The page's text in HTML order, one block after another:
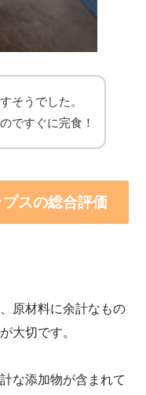
そうでした。
ですぐに完食！
スの総合評価
原材料に余計なもの
大切です。
な添加物が含まれて